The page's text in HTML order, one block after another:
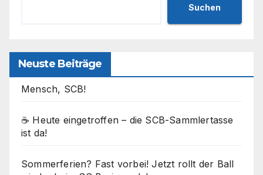
Suchen
Neuste Beiträge
Mensch, SCB!
☕ Heute eingetroffen – die SCB-Sammlertasse
ist da!
Sommerferien? Fast vorbei! Jetzt rollt der Ball